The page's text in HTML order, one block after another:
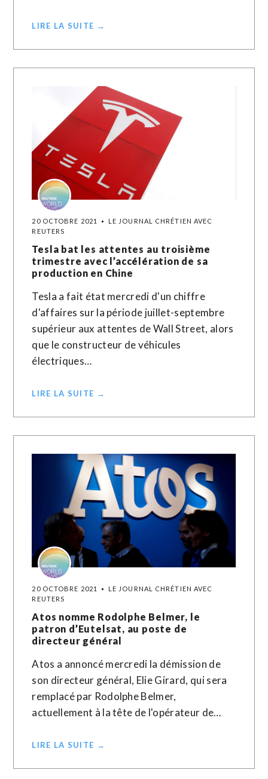
LIRE LA SUITE →
20 OCTOBRE 2021
LE JOURNAL CHRÉTIEN AVEC
REUTERS
Tesla bat les attentes au troisième
trimestre avec l’accélération de sa
production en Chine
Tesla a fait état mercredi d'un chiffre
d'affaires sur la période juillet-septembre
supérieur aux attentes de Wall Street, alors
que le constructeur de véhicules
électriques…
LIRE LA SUITE →
20 OCTOBRE 2021
LE JOURNAL CHRÉTIEN AVEC
REUTERS
Atos nomme Rodolphe Belmer, le
patron d’Eutelsat, au poste de
directeur général
Atos a annoncé mercredi la démission de
son directeur général, Elie Girard, qui sera
remplacé par Rodolphe Belmer,
actuellement à la tête de l'opérateur de…
LIRE LA SUITE →